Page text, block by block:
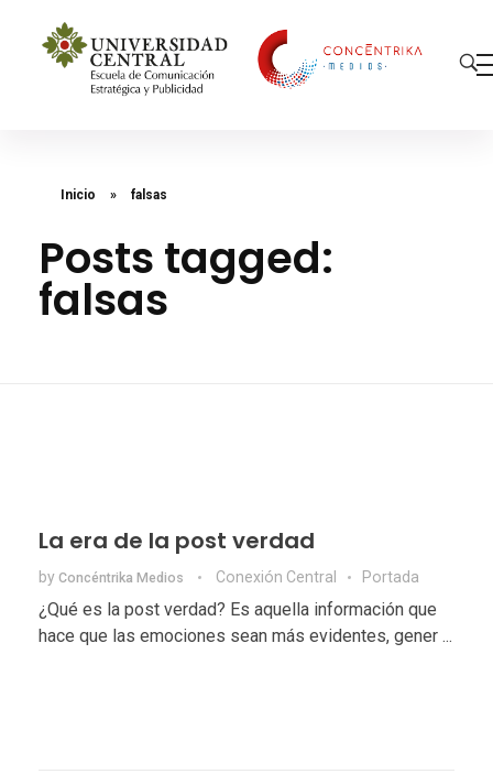
Inicio » falsas
Posts tagged:
falsas
La era de la post verdad
by Concéntrika Medios Conexión Central Portada
¿Qué es la post verdad? Es aquella información que
hace que las emociones sean más evidentes, gener ...